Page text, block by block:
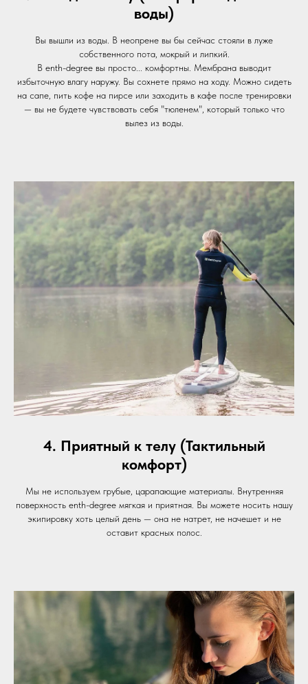
воды)
Вы вышли из воды. В неопрене вы бы сейчас стояли в луже
собственного пота, мокрый и липкий.
В enth-degree вы просто... комфортны. Мембрана выводит
избыточную влагу наружу. Вы сохнете прямо на ходу. Можно сидеть
на сапе, пить кофе на пирсе или заходить в кафе после тренировки
— вы не будете чувствовать себя "тюленем", который только что
вылез из воды.
4. Приятный к телу (Тактильный
комфорт)
Мы не используем грубые, царапающие материалы. Внутренняя
поверхность enth-degree мягкая и приятная. Вы можете носить нашу
экипировку хоть целый день — она не натрет, не начешет и не
оставит красных полос.